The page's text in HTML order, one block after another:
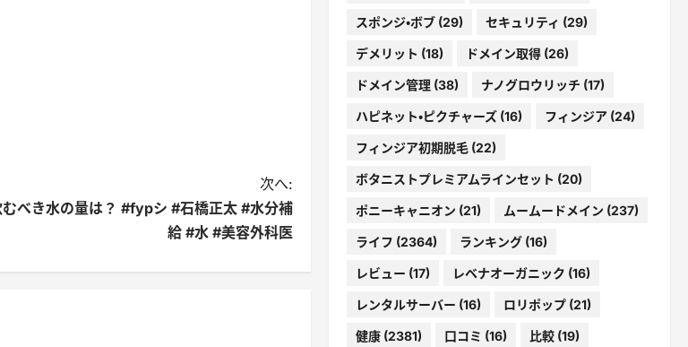
次へ:
むべき水の量は？ #fypシ #石橋正太 #水分補
給 #水 #美容外科医
スポンジ・ボブ(29) セキュリティ (29)
デメリット (18) ドメイン取得(26)
ドメイン管理(38) ナノグロウリッチ (17)
ハピネット・ピクチャーズ(16) フィンジア(24)
フィンジア初期脱毛(22)
ボタニストプレミアムラインセット (20)
ポニーキャニオン (21) ムームードメイン (237)
ライフ (2364) ランキング(16)
レビュー (17) レベナオーガニック (16)
レンタルサーバー (16) ロリポップ(21)
健康(2381) 口コミ (16) 比較(19)